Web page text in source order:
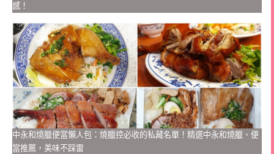
感！
中永和燒臘便當懶人包：燒臘控必收的私藏名單！精選中永和燒臘、便
當推薦，美味不踩雷